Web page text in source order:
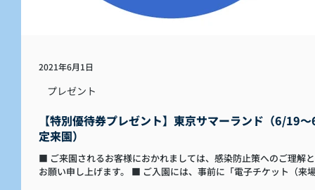
【特別優待券プレゼント】東京サマーランド（6/19
定来園）
■ ご来園されるお客様におかれましては、感染防止策へのご理解
お願い申し上げます。 ■ ご入園には、事前に「電子チケット（来
プレゼント
2021年6月1日